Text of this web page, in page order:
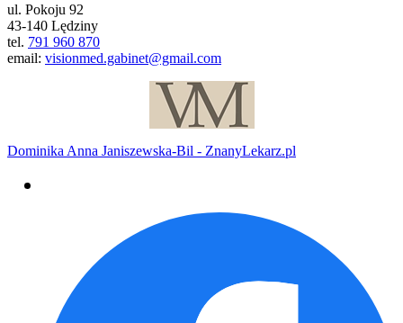
ul. Pokoju 92
43-140 Lędziny
tel. 791 960 870
email: visionmed.gabinet@gmail.com
Dominika Anna Janiszewska-Bil - ZnanyLekarz.pl